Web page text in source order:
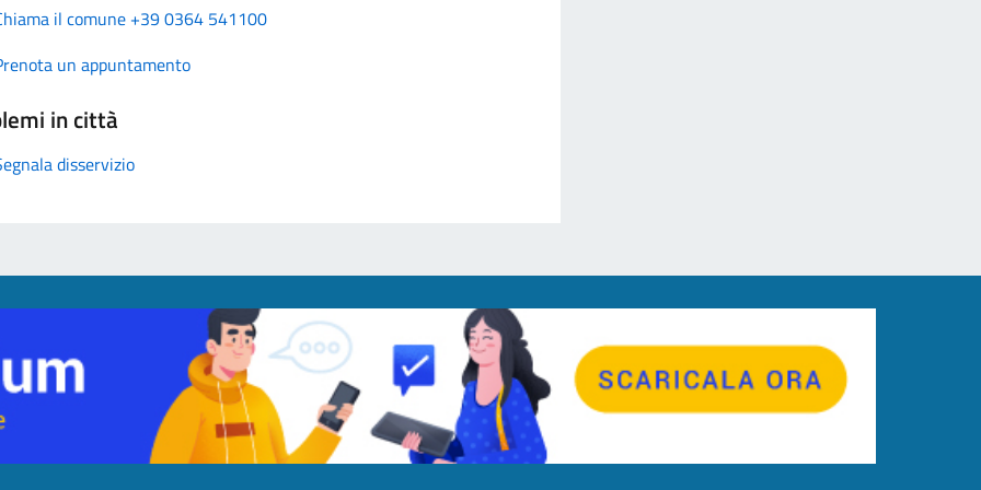
il comune +39 0364 541100
un appuntamento
in città
disservizio